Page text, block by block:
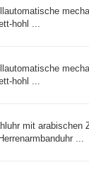
hohl ...
hohl ...
mit arabischen
...